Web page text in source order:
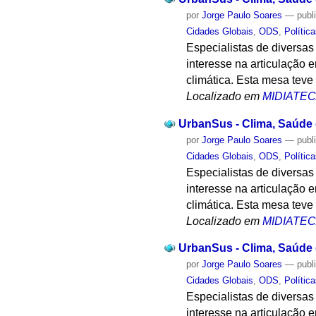
porJorge Paulo Soares —
Cidades Globais ,ODS
Especialistas de
interesse na articulação
climática. Esta mesa
Localizado em
UrbanSus - Clima,
porJorge Paulo Soares —
Cidades Globais ,ODS
Especialistas de
interesse na articulação
climática. Esta mesa
Localizado em
UrbanSus - Clima,
porJorge Paulo Soares —
Cidades Globais,ODS,
Especialistas de
interesse na articulação